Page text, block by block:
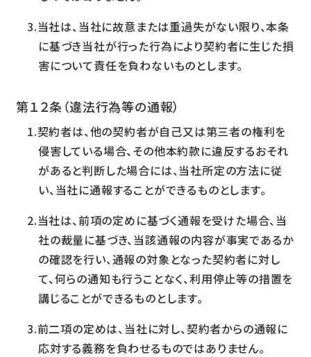
当社は、当社に故意または重過失がない限り、本条
に基づき当社が行った行為により契約者に生じた損
害について責任を負わないものとします。
第１２条（違法行為等の通報）
契約者は、他の契約者が自己又は第三者の権利を
侵害している場合、その他本約款に違反するおそれ
があると判断した場合には、当社所定の方法に従
い、当社に通報することができるものとします。
当社は、前項の定めに基づく通報を受けた場合、当
社の裁量に基づき、当該通報の内容が事実であるか
の確認を行い、通報の対象となった契約者に対し
て、何らの通知も行うことなく、利用停止等の措置を
講じることができるものとします。
前二項の定めは、当社に対し、契約者からの通報に
応対する義務を負わせるものではありません。